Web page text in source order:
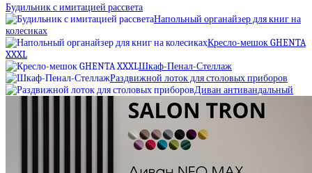
Будильник с имитацией рассвета
Напольный органайзер для книг на
колесиках
Кресло-мешок GHENTA
XXXL
Шкаф-Пенал-Стеллаж
Раздвижной лоток для столовых приборов
Диван антивандальный